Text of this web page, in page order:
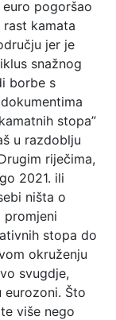
pogoršao
kamata
jer je
snažnog
borbe s
stopa”
u razdoblju
riječima,
2021. ili
ništa o
promjeni
stopa do
okruženju
svugdje,
eurozoni. Što
više nego